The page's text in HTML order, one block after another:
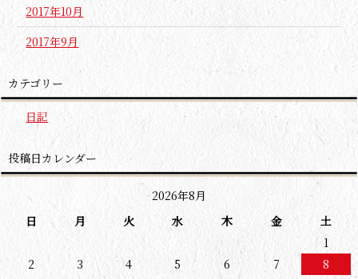
2017年10月
2017年9月
カテゴリー
日記
投稿日カレンダー
2026年8月
日
月 火 水 木 金
土
1
2
3 4 5 6 7
8